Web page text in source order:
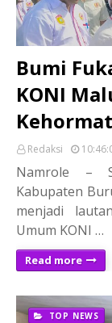
Bumi
KONI
Redaksi
Namrole –
Kabupaten
menjadi
Umum KONI …
Read more
TOP NEWS